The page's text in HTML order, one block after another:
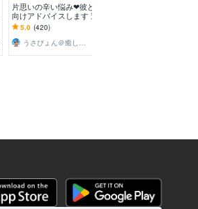
片思いの辛い悩み❤彼との恋愛に
向けアドバイスします 遠距離恋
愛不倫浮気婚活愚痴聞き職場結婚
復縁の悩み人生電話相談
5.0 (420)
うさぴょん＠癒し系アラフィフ心寄り添い人